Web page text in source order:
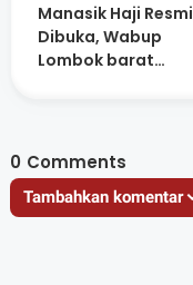
Manasik Haji Resmi
Dibuka, Wabup
Lombok barat
0 Comments
Tambahkan komentar